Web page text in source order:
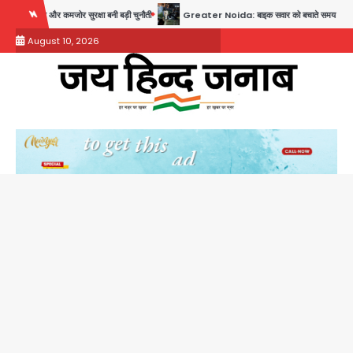
content
सुरक्षा बनी बड़ी चुनौती Greater Noida: बाइक सवार को बचाते समय निर्माणाधीन नाले में
August 10, 2026